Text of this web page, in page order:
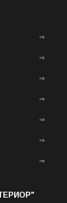
⇒
⇒
⇒
⇒
⇒
⇒
⇒